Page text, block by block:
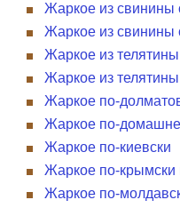
Жаркое из свинины
Жаркое из
Жаркое из телятины
Жаркое из
Жаркое по-
Жаркое по-
Жаркое по-киевски
Жаркое по-крымски
Жаркое по-